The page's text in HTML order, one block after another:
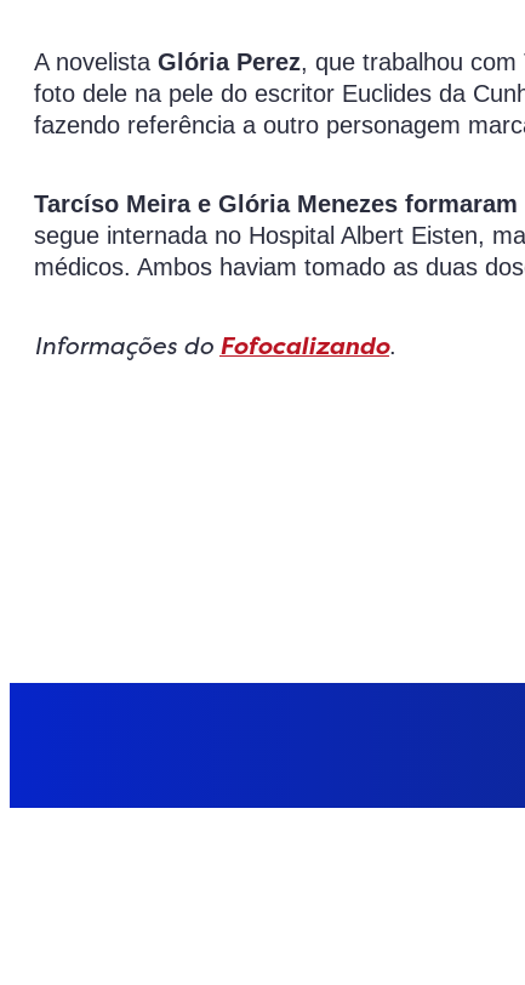
A novelista Glória Perez, que trabalhou com
foto dele na pele do escritor Euclides da
fazendo referência a outro personagem
Tarcíso Meira e Glória Menezes
segue internada no Hospital Albert Eisten,
médicos. Ambos haviam tomado as duas
Informações do Fofocalizando.